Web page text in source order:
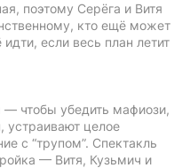
поэтому Серёга и Витя
кто ещё может
если весь план летит
— чтобы убедить мафиози,
устраивают целое
с “трупом”. Спектакль
— Витя, Кузьмич и